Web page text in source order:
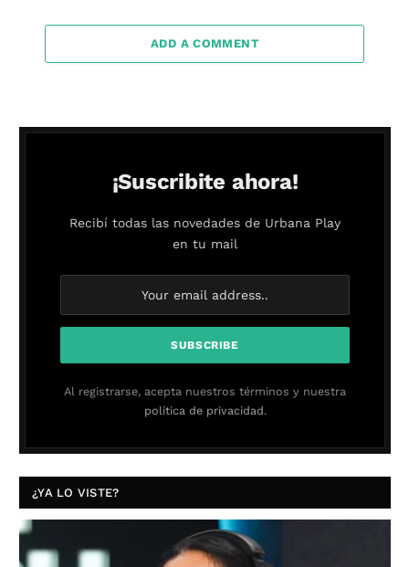
ADD A COMMENT
¡Suscribite ahora!
Recibí todas las novedades de Urbana Play
en tu mail
Al registrarse, acepta nuestros términos y nuestra
política de privacidad.
¿YA LO VISTE?